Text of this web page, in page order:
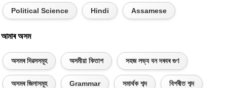
Political Science Hindi Assamese
আমাৰ অসম
অসমৰ দিৱসসমূহ অসমীয়া কিতাপ সহজ লভ্য বন দৰবৰ গুণ
অসমৰ জিলাসমূহ Grammar সমাৰ্থক শব্দ বিপৰীত শব্দ